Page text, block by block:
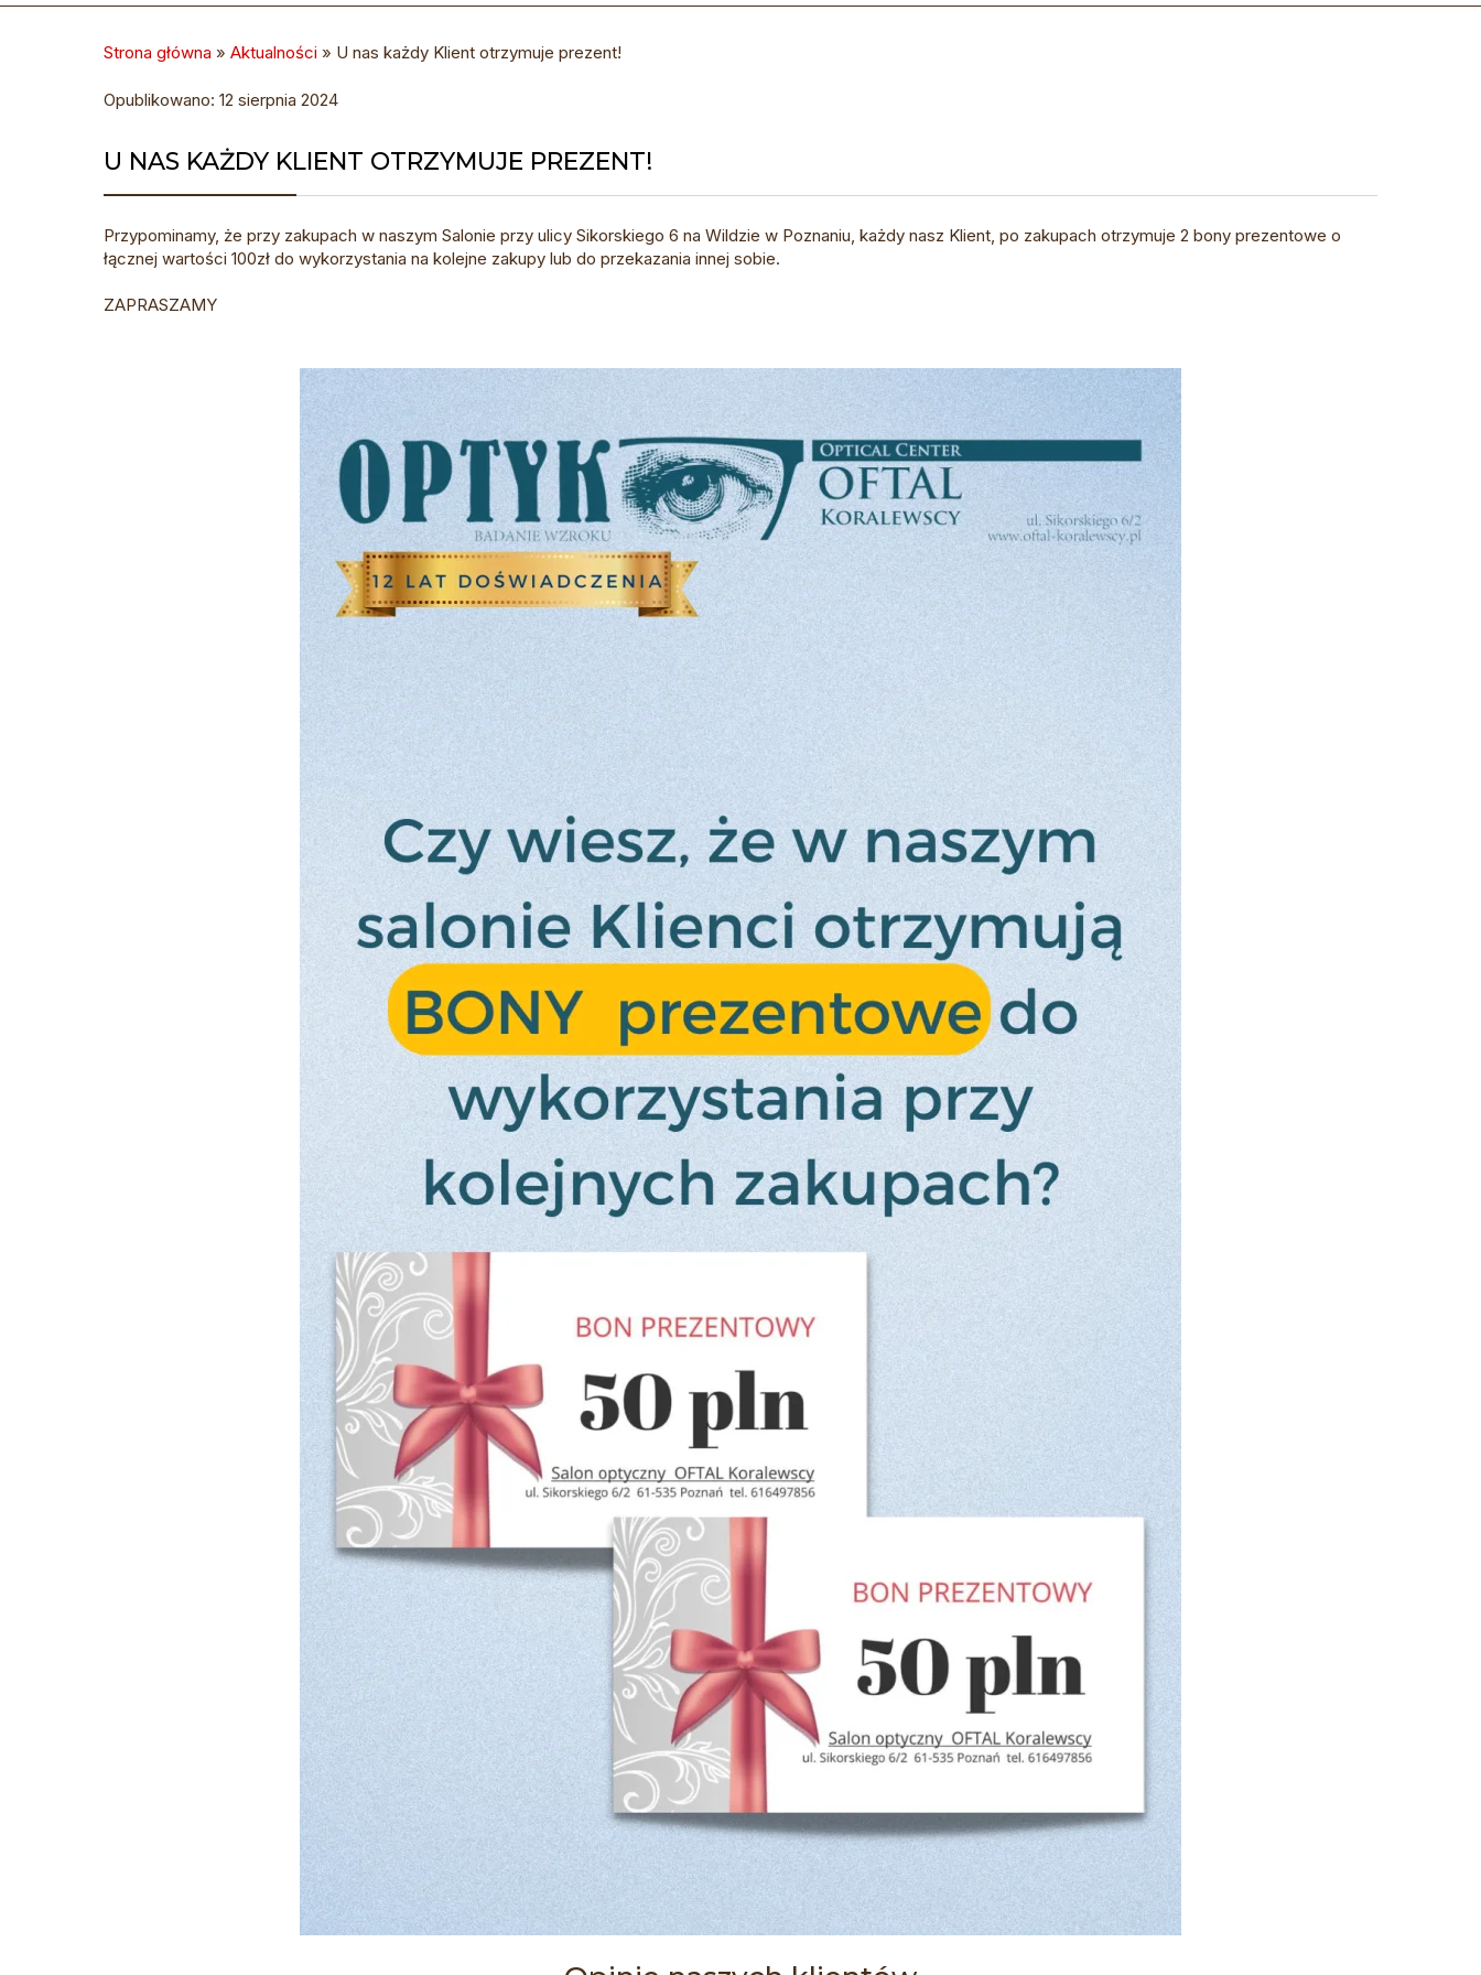
Strona główna » Aktualności » U nas każdy Klient otrzymuje prezent!
Opublikowano: 12 sierpnia 2024
U NAS KAŻDY KLIENT OTRZYMUJE PREZENT!
Przypominamy, że przy zakupach w naszym Salonie przy ulicy Sikorskiego 6 na Wildzie w Poznaniu, każdy nasz Klient, po zakupach otrzymuje 2 bony prezentowe o
łącznej wartości 100zł do wykorzystania na kolejne zakupy lub do przekazania innej sobie.
ZAPRASZAMY